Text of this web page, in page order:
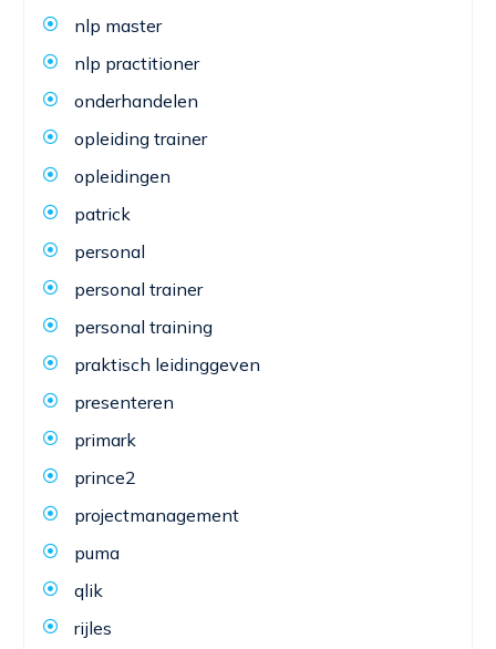
nlp master
nlp practitioner
onderhandelen
opleiding trainer
opleidingen
patrick
personal
personal trainer
personal training
praktisch leidinggeven
presenteren
primark
prince2
projectmanagement
puma
qlik
rijles